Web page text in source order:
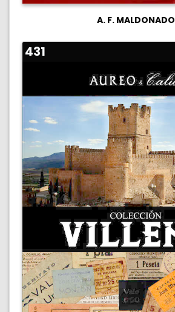
A. F. MALDONADO
431